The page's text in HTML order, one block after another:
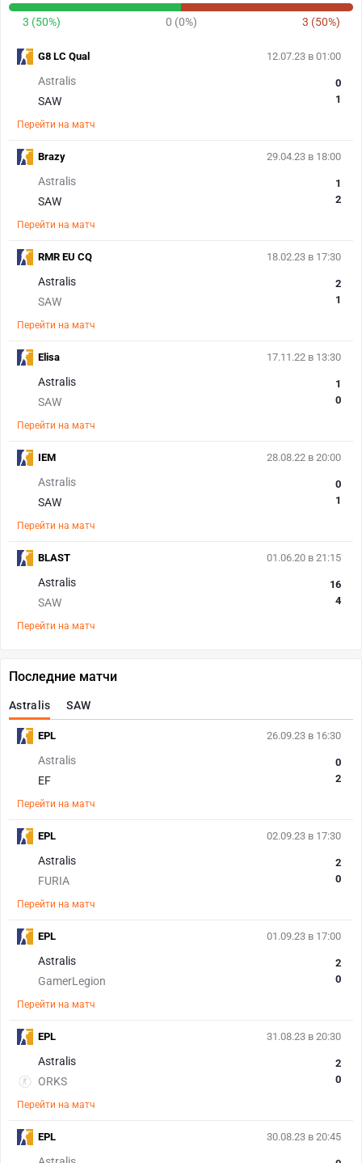
3 (50%) 0 (0%) 3 (50%)
12.07.23 в 01:00
Astralis
SAW
0
1
Перейти на матч
G8 LC Qual
29.04.23 в 18:00
Astralis
SAW
1
2
Перейти на матч
Brazy
18.02.23 в 17:30
Astralis
SAW
2
1
Перейти на матч
RMR EU CQ
17.11.22 в 13:30
Astralis
SAW
1
0
Перейти на матч
Elisa
28.08.22 в 20:00
Astralis
SAW
0
1
Перейти на матч
IEM
01.06.20 в 21:15
Astralis
SAW
16
4
Перейти на матч
BLAST
Последние матчи
Astralis SAW
26.09.23 в 16:30
Astralis
EF
0
2
Перейти на матч
EPL
02.09.23 в 17:30
Astralis
FURIA
2
0
Перейти на матч
EPL
01.09.23 в 17:00
Astralis
GamerLegion
2
0
Перейти на матч
EPL
31.08.23 в 20:30
Astralis
ORKS
2
0
Перейти на матч
EPL
30.08.23 в 20:45
EPL